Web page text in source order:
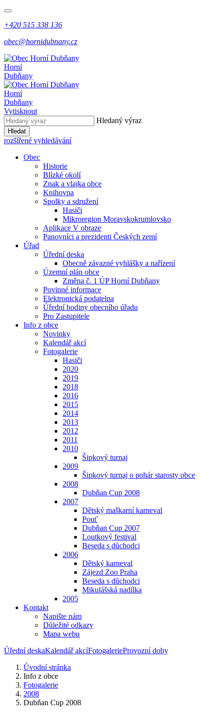
+420 515 338 136
obec@hornidubnany.cz
Horní
Dubňany
Horní
Dubňany
Vytisknout
Hledaný výraz
Hledat
rozšířené vyhledávání
Obec
Historie
Blízké okolí
Znak a vlajka obce
Knihovna
Spolky a sdružení
Hasiči
Mikroregion Moravskokrumlovsko
Aplikace V obraze
Panovníci a prezidenti Českých zemí
Úřad
Úřední deska
Obecně závazné vyhlášky a nařízení
Územní plán obce
Změna č. 1 ÚP Horní Dubňany
Povinné informace
Elektronická podatelna
Úřední hodiny obecního úřadu
Pro Zastupitele
Info z obce
Novinky
Kalendář akcí
Fotogalerie
Hasiči
2020
2019
2018
2016
2015
2014
2013
2012
2011
2010
Šipkový turnaj
2009
Šipkový turnaj o pohár starosty obce
2008
Dubňan Cup 2008
2007
Dětský maškarní karneval
Pouť
Dubňan Cup 2007
Loutkový festival
Beseda s důchodci
2006
Dětský karneval
Zájezd Zoo Praha
Beseda s důchodci
Mikulášská nadílka
2005
Kontakt
Napište nám
Důležité odkazy
Mapa webu
Úřední deskaKalendář akcíFotogalerieProvozní doby
Úvodní stránka
Info z obce
Fotogalerie
2008
Dubňan Cup 2008